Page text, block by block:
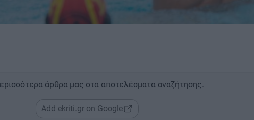
άρθρα μας στα αποτελέσματα αναζήτησης.
Add ekriti.gr on Google